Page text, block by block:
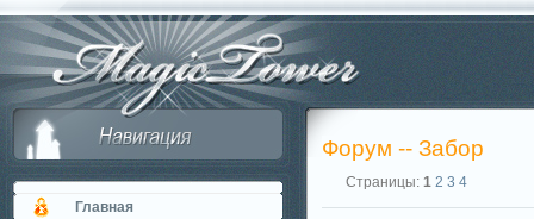
Главная
Форум -- Забор
Страницы: 1 2 3 4